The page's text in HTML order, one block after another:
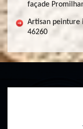
façade
Artisan peinture
46260